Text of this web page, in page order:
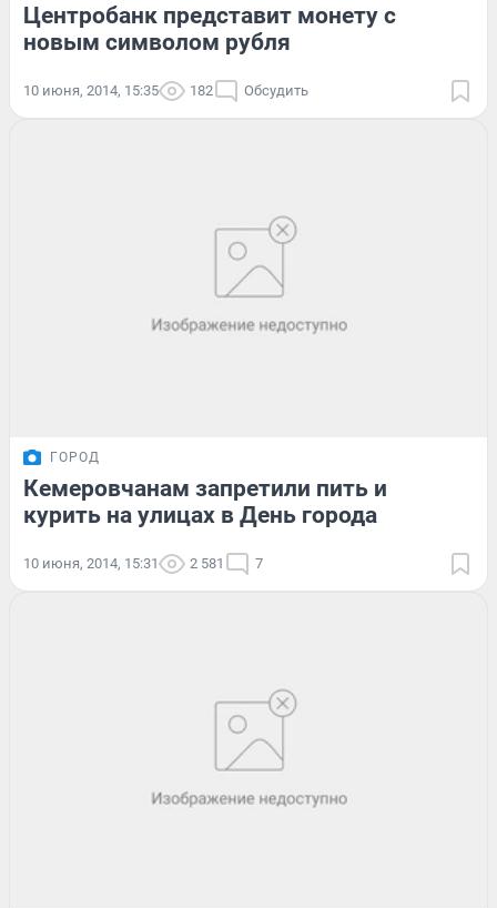
Центробанк представит монету с
новым символом рубля
10 июня, 2014, 15:35 182 Обсудить
ГОРОД
Кемеровчанам запретили пить и
курить на улицах в День города
10 июня, 2014, 15:31 2 581 7